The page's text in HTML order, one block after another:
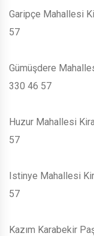
Garipçe Mahallesi
57
Gümüşdere
330 46 57
Huzur Mahallesi
57
Istinye Mahallesi
57
Kazım Karabekir